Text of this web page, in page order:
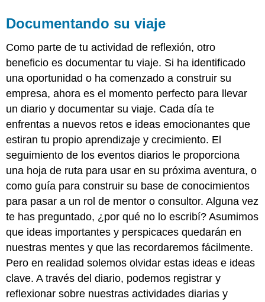
Documentando su viaje
Como parte de tu actividad de reflexión, otro
beneficio es documentar tu viaje. Si ha identificado
una oportunidad o ha comenzado a construir su
empresa, ahora es el momento perfecto para llevar
un diario y documentar su viaje. Cada día te
enfrentas a nuevos retos e ideas emocionantes que
estiran tu propio aprendizaje y crecimiento. El
seguimiento de los eventos diarios le proporciona
una hoja de ruta para usar en su próxima aventura, o
como guía para construir su base de conocimientos
para pasar a un rol de mentor o consultor. Alguna vez
te has preguntado, ¿por qué no lo escribí? Asumimos
que ideas importantes y perspicaces quedarán en
nuestras mentes y que las recordaremos fácilmente.
Pero en realidad solemos olvidar estas ideas e ideas
clave. A través del diario, podemos registrar y
reflexionar sobre nuestras actividades diarias y